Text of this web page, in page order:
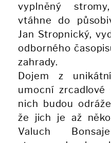
vyplněný
vtáhne do
Jan Stropnický,
odborného
zahrady.
Dojem z
umocní
nich budou
že jich je až
Valuch